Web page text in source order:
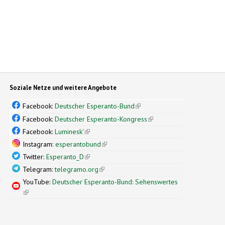
Soziale Netze und weitere Angebote
Facebook:Deutscher Esperanto-Bund(link is external)
Facebook:Deutscher Esperanto-Kongress(link is external)
Facebook:Luminesk'(link is external)
Instagram:esperantobund(link is external)
Twitter:Esperanto_D(link is external)
Telegram:telegramo.org(link is external)
YouTube:Deutscher Esperanto-Bund: Sehenswertes
(link is external)